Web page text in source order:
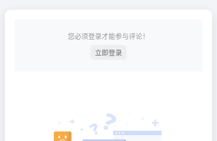
您必须登录才能参与评论！
立即登录